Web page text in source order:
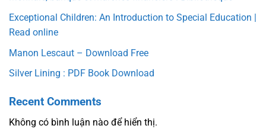
Exceptional Children: An Introduction to Special Education |
Read online
Manon Lescaut – Download Free
Silver Lining : PDF Book Download
Recent Comments
Không có bình luận nào để hiển thị.